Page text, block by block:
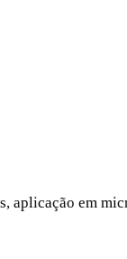
aplicação em